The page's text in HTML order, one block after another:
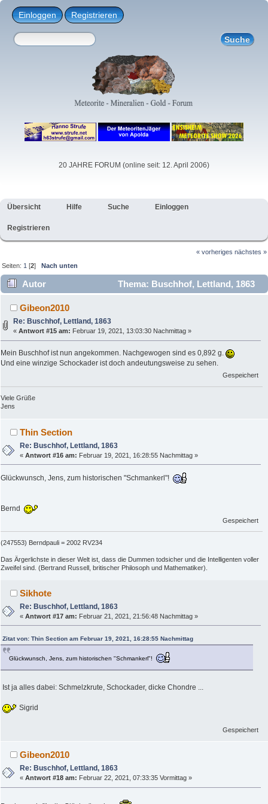
Einloggen Registrieren
20 JAHRE FORUM (online seit: 12. April 2006)
Übersicht Hilfe Suche Einloggen
Registrieren
« vorheriges nächstes »
Seiten: 1 [2]Nach unten
Autor
Thema: Buschhof, Lettland, 1863
(Gelesen 20731 mal)
Gibeon2010
Re: Buschhof, Lettland, 1863
«Antwort #15 am: Februar 19, 2021, 13:03:30 Nachmittag »
Mein Buschhof ist nun angekommen. Nachgewogen sind es 0,892 g.
Und eine winzige Schockader ist doch andeutungsweise zu sehen.
Gespeichert
Viele Grüße
Jens
Thin Section
Re: Buschhof, Lettland, 1863
«Antwort #16 am: Februar 19, 2021, 16:28:55 Nachmittag »
Glückwunsch, Jens, zum historischen "Schmankerl"!
Bernd
Gespeichert
(247553) Berndpauli = 2002 RV234
Das Ärgerlichste in dieser Welt ist, dass die Dummen todsicher und die Intelligenten voller
Zweifel sind. (Bertrand Russell, britischer Philosoph und Mathematiker).
Sikhote
Re: Buschhof, Lettland, 1863
«Antwort #17 am: Februar 21, 2021, 21:56:48 Nachmittag »
Zitat von: Thin Section am Februar 19, 2021, 16:28:55 Nachmittag
Glückwunsch, Jens, zum historischen "Schmankerl"!
Ist ja alles dabei: Schmelzkrute, Schockader, dicke Chondre ...
Sigrid
Gespeichert
Gibeon2010
Re: Buschhof, Lettland, 1863
«Antwort #18 am: Februar 22, 2021, 07:33:35 Vormittag »